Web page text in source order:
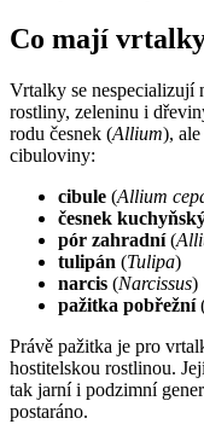
Co mají
Vrtalky se nespecializují
rostliny, zeleninu i
rodu česnek (Allium),
cibuloviny:
cibule (Allium
česnek
pór zahradní(
tulipán (Tulipa)
narcis (Narcissus)
pažitka pobřežní
Právě pažitka je pro
hostitelskou rostlinou.
tak jarní i podzimní
postaráno.